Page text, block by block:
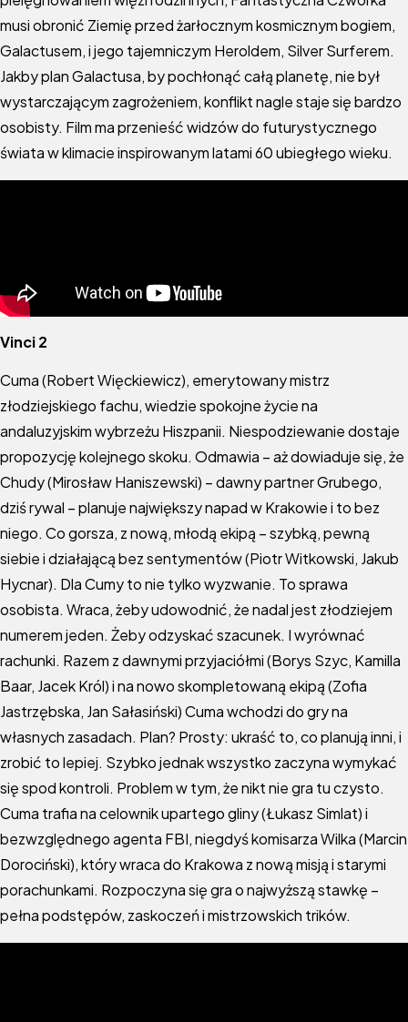
musi obronić Ziemię przed żarłocznym kosmicznym bogiem,
Galactusem, i jego tajemniczym Heroldem, Silver Surferem.
Jakby plan Galactusa, by pochłonąć całą planetę, nie był
wystarczającym zagrożeniem, konflikt nagle staje się bardzo
osobisty. Film ma przenieść widzów do futurystycznego
świata w klimacie inspirowanym latami 60 ubiegłego wieku.
Vinci 2
Cuma (Robert Więckiewicz), emerytowany mistrz
złodziejskiego fachu, wiedzie spokojne życie na
andaluzyjskim wybrzeżu Hiszpanii. Niespodziewanie dostaje
propozycję kolejnego skoku. Odmawia – aż dowiaduje się, że
Chudy (Mirosław Haniszewski) – dawny partner Grubego,
dziś rywal – planuje największy napad w Krakowie i to bez
niego. Co gorsza, z nową, młodą ekipą – szybką, pewną
siebie i działającą bez sentymentów (Piotr Witkowski, Jakub
Hycnar). Dla Cumy to nie tylko wyzwanie. To sprawa
osobista. Wraca, żeby udowodnić, że nadal jest złodziejem
numerem jeden. Żeby odzyskać szacunek. I wyrównać
rachunki. Razem z dawnymi przyjaciółmi (Borys Szyc, Kamilla
Baar, Jacek Król) i na nowo skompletowaną ekipą (Zofia
Jastrzębska, Jan Sałasiński) Cuma wchodzi do gry na
własnych zasadach. Plan? Prosty: ukraść to, co planują inni, i
zrobić to lepiej. Szybko jednak wszystko zaczyna wymykać
się spod kontroli. Problem w tym, że nikt nie gra tu czysto.
Cuma trafia na celownik upartego gliny (Łukasz Simlat) i
bezwzględnego agenta FBI, niegdyś komisarza Wilka (Marcin
Dorociński), który wraca do Krakowa z nową misją i starymi
porachunkami. Rozpoczyna się gra o najwyższą stawkę –
pełna podstępów, zaskoczeń i mistrzowskich trików.